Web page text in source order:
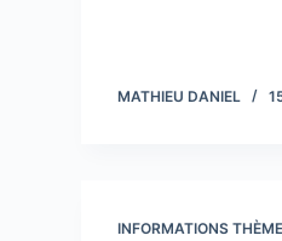
MATHIEU DANIEL
INFORMATIONS